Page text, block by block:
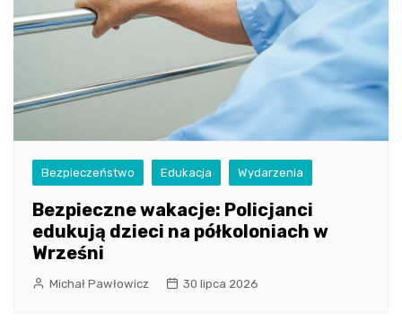
Bezpieczeństwo Edukacja Wydarzenia
Bezpieczne wakacje: Policjanci
edukują dzieci na półkoloniach w
Wrześni
Michał Pawłowicz 30 lipca 2026